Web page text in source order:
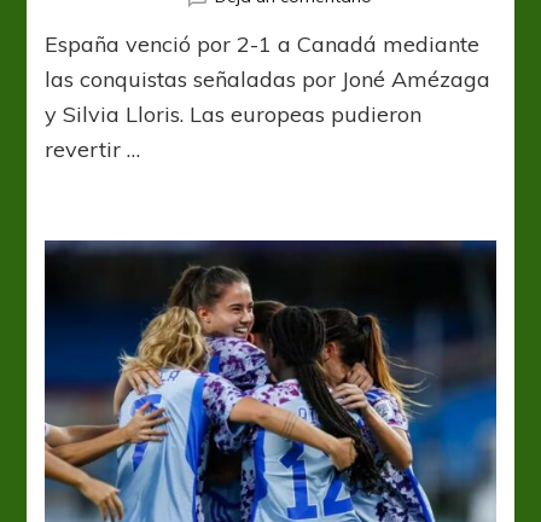
rojita
dio
la
en
de
final
España venció por 2-1 a Canadá mediante
las conquistas señaladas por Joné Amézaga
y Silvia Lloris. Las europeas pudieron
revertir …